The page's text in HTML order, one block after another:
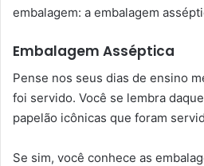
embalagem: a embalagem
Embalagem Asséptica
Pense nos seus dias de ensino
foi servido. Você se lembra
papelão icônicas que foram
Se sim, você conhece as